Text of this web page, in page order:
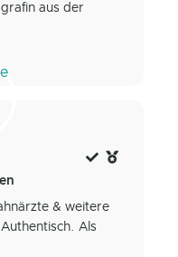
aus der
& weitere
Als